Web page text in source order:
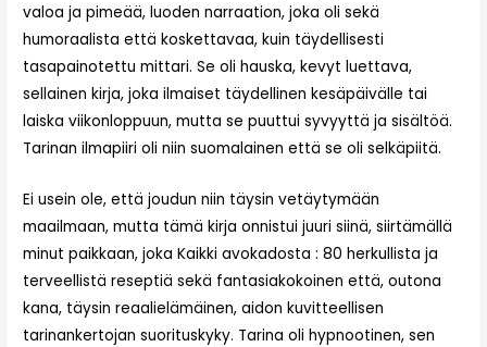
valoa ja pimeää, luoden narraation, joka oli sekä
humoraalista että koskettavaa, kuin täydellisesti
tasapainotettu mittari. Se oli hauska, kevyt luettava,
sellainen kirja, joka ilmaiset täydellinen kesäpäivälle tai
laiska viikonloppuun, mutta se puuttui syvyyttä ja sisältöä.
Tarinan ilmapiiri oli niin suomalainen että se oli selkäpiitä.
Ei usein ole, että joudun niin täysin vetäytymään
maailmaan, mutta tämä kirja onnistui juuri siinä, siirtämällä
minut paikkaan, joka Kaikki avokadosta : 80 herkullista ja
terveellistä reseptiä sekä fantasiakokoinen että, outona
kana, täysin reaalielämäinen, aidon kuvitteellisen
tarinankertojan suorituskyky. Tarina oli hypnootinen, sen